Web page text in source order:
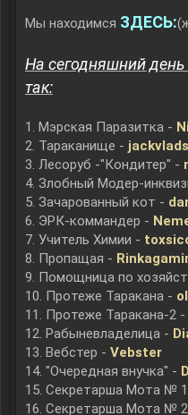
Мы находимся ЗДЕСЬ:
На сегодняшний
так:
1. Мэрская Паразитка -
2. Тараканище - jackvlads
3. Лесоруб -"Кондитер" -
4. Злобный Модер-
5. Зачарованный кот -
6. ЭРК-коммандер -
7. Учитель Химии -
8. Пропащая -
9. Помощница по
10. Протеже Таракана -
11. Протеже Таракана-2 -
12. Рабыневладелица -
13. Вебстер - Vebster
14. "Очередная внучка" -
15. Секретарша Мота №
16. Секретарша Мота №